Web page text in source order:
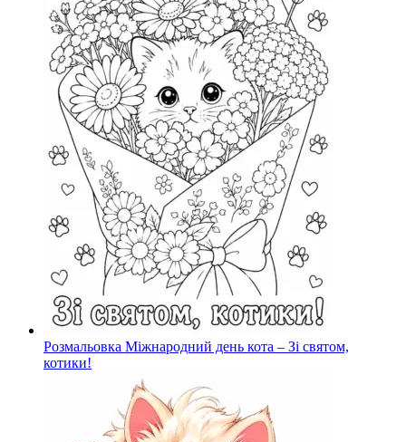
Розмальовка Міжнародний день кота – Зі святом,
котики!